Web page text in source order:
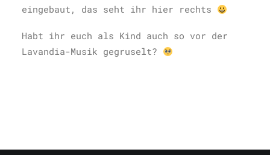
eingebaut, das seht ihr hier rechts
Habt ihr euch als Kind auch so vor der
Lavandia-Musik gegruselt?